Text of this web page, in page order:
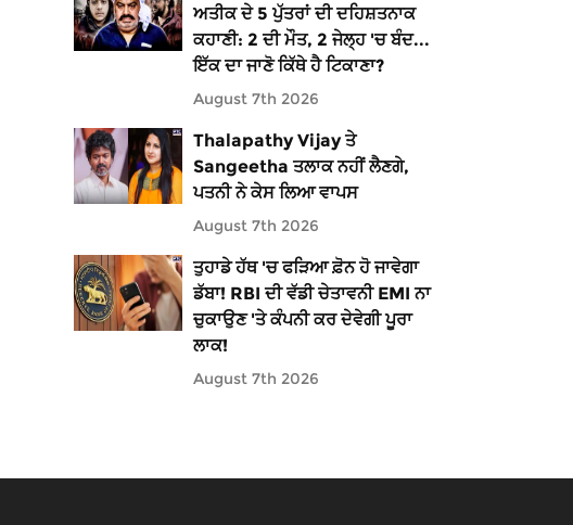
ਅਤੀਕ ਦੇ 5 ਪੁੱਤਰਾਂ ਦੀ ਦਹਿਸ਼ਤਨਾਕ
ਕਹਾਣੀ: 2 ਦੀ ਮੌਤ, 2 ਜੇਲ੍ਹ 'ਚ ਬੰਦ...
ਇੱਕ ਦਾ ਜਾਣੋ ਕਿੱਥੇ ਹੈ ਟਿਕਾਣਾ?
August 7th 2026
Thalapathy Vijay ਤੇ
Sangeetha ਤਲਾਕ ਨਹੀਂ ਲੈਣਗੇ,
ਪਤਨੀ ਨੇ ਕੇਸ ਲਿਆ ਵਾਪਸ
August 7th 2026
ਤੁਹਾਡੇ ਹੱਥ 'ਚ ਫੜਿਆ ਫ਼ੋਨ ਹੋ ਜਾਵੇਗਾ
ਡੱਬਾ! RBI ਦੀ ਵੱਡੀ ਚੇਤਾਵਨੀ EMI ਨਾ
ਚੁਕਾਉਣ 'ਤੇ ਕੰਪਨੀ ਕਰ ਦੇਵੇਗੀ ਪੂਰਾ
ਲਾਕ!
August 7th 2026